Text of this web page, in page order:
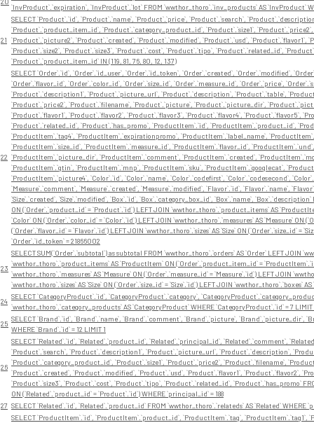
`InvProduct`.`expiration`, `InvProduct`.`lot` FROM `wwthor_thoro`.`inv_products` AS `InvProduct`
21
SELECT `Product`.`id`, `Product`.`name`, `Product`.`price`, `Product`.`search`,
`Product`.`product_item_id`, `Product`.`category_product_id`, `Product`.`size1`,
`Product`.`picture2`, `Product`.`created`, `Product`.`modified`, `Product`.`usd`, `Product`.`flavor1`,
`Product`.`size2`, `Product`.`size3`, `Product`.`cost`, `Product`.`tipo`, `Product`.`related_id`,
`Product`.`product_item_id` IN (119, 81, 76, 80, 12, 137)
22
SELECT `Order`.`id`, `Order`.`id_user`, `Order`.`id_token`, `Order`.`created`, `Order`.`modified`,
`Order`.`flavor_id`, `Order`.`color_id`, `Order`.`size_id`, `Order`.`measure_id`, `Order`.`price`,
`Product`.`description1`, `Product`.`picture_url`, `Product`.`description`, `Product`.`table`,
`Product`.`price2`, `Product`.`filename`, `Product`.`picture`, `Product`.`picture_dir`,
`Product`.`flavor1`, `Product`.`flavor2`, `Product`.`flavor3`, `Product`.`flavor4`, `Product`.`flavor5`,
`Product`.`related_id`, `Product`.`has_promo`, `ProductItem`.`id`, `ProductItem`.`product_id`,
`ProductItem`.`tag4`, `ProductItem`.`expirationpromo`, `ProductItem`.`label_name`,
`ProductItem`.`size_id`, `ProductItem`.`measure_id`, `ProductItem`.`flavor_id`,
`ProductItem`.`picture_dir`, `ProductItem`.`comment`, `ProductItem`.`created`,
`ProductItem`.`gtin`, `ProductItem`.`mnp`, `ProductItem`.`sku`, `ProductItem`.`googlecat`,
`ProductItem`.`picture4`, `Color`.`id`, `Color`.`name`, `Color`.`codefirst`, `Color`.`codesecond`,
`Measure`.`comment`, `Measure`.`created`, `Measure`.`modified`, `Flavor`.`id`, `Flavor`.`name`,
`Size`.`created`, `Size`.`modified`, `Box`.`id`, `Box`.`category_box_id`, `Box`.`name`,
ON (`Order`.`product_id` = `Product`.`id`) LEFT JOIN `wwthor_thoro`.`product_items` AS
`Color` ON (`Order`.`color_id` = `Color`.`id`) LEFT JOIN `wwthor_thoro`.`measures` AS `Measure` ON
(`Order`.`flavor_id` = `Flavor`.`id`) LEFT JOIN `wwthor_thoro`.`sizes` AS `Size` ON (`Order`.`size_id` =
`Order`.`id_token` = 21866002
23
SELECT SUM(`Order`.`subtotal`) as subtotal FROM `wwthor_thoro`.`orders` AS `Order` LEFT JOIN
`wwthor_thoro`.`product_items` AS `ProductItem` ON (`Order`.`product_item_id` =
`wwthor_thoro`.`measures` AS `Measure` ON (`Order`.`measure_id` = `Measure`.`id`) LEFT JOIN
`wwthor_thoro`.`sizes` AS `Size` ON (`Order`.`size_id` = `Size`.`id`) LEFT JOIN `wwthor_thoro`.`boxes`
24
SELECT `CategoryProduct`.`id`, `CategoryProduct`.`category`,
`wwthor_thoro`.`category_products` AS `CategoryProduct` WHERE `CategoryProduct`.`id` = 7 LIMIT
25
SELECT `Brand`.`id`, `Brand`.`name`, `Brand`.`comment`, `Brand`.`picture`, `Brand`.`picture_dir`,
WHERE `Brand`.`id` = 12 LIMIT 1
26
SELECT `Related`.`id`, `Related`.`product_id`, `Related`.`principal_id`, `Related`.`comment`,
`Product`.`search`, `Product`.`description1`, `Product`.`picture_url`, `Product`.`description`,
`Product`.`category_product_id`, `Product`.`size1`, `Product`.`price2`, `Product`.`filename`,
`Product`.`created`, `Product`.`modified`, `Product`.`usd`, `Product`.`flavor1`, `Product`.`flavor2`,
`Product`.`size3`, `Product`.`cost`, `Product`.`tipo`, `Product`.`related_id`, `Product`.`has_promo`
ON (`Related`.`product_id` = `Product`.`id`) WHERE `principal_id` = 188
27 SELECT `Related`.`id`, `Related`.`product_id` FROM `wwthor_thoro`.`relateds` AS `Related` WHERE
SELECT `ProductItem`.`id`, `ProductItem`.`product_id`, `ProductItem`.`tag`, `ProductItem`.`tag1`,